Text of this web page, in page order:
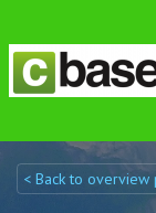
Discuto
Discuto
< Back to overview